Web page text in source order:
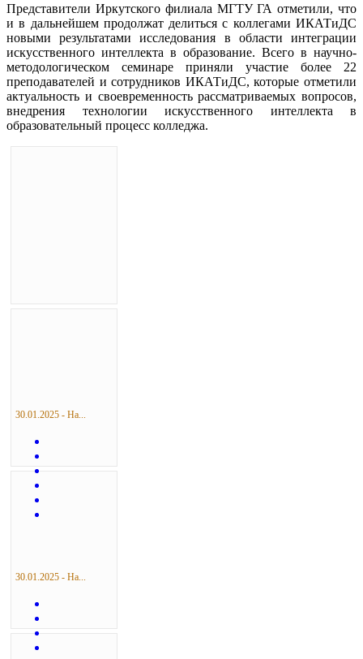
Представители Иркутского филиала МГТУ ГА отметили, что
и в дальнейшем продолжат делиться с коллегами ИКАТиДС
новыми результатами исследования в области интеграции
искусственного интеллекта в образование. Всего в научно-
методологическом семинаре приняли участие более 22
преподавателей и сотрудников ИКАТиДС, которые отметили
актуальность и своевременность рассматриваемых вопросов,
внедрения технологии искусственного интеллекта в
образовательный процесс колледжа.
30.01.2025 - На...
30.01.2025 - На...